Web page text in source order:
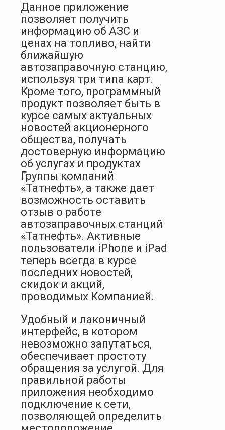
Данное приложение
позволяет получить
информацию об АЗС и
ценах на топливо, найти
ближайшую
автозаправочную станцию,
используя три типа карт.
Кроме того, программный
продукт позволяет быть в
курсе самых актуальных
новостей акционерного
общества, получать
достоверную информацию
об услугах и продуктах
Группы компаний
«Татнефть», а также дает
возможность оставить
отзыв о работе
автозаправочных станций
«Татнефть». Активные
пользователи iPhone и iPad
теперь всегда в курсе
последних новостей,
скидок и акций,
проводимых Компанией.
Удобный и лаконичный
интерфейс, в котором
невозможно запутаться,
обеспечивает простоту
обращения за услугой. Для
правильной работы
приложения необходимо
подключение к сети,
позволяющей определить